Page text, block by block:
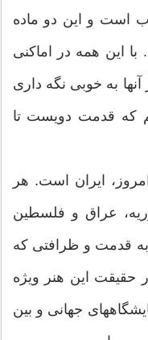
است و این دو ماده
این همه در اماکنی
به خوبی نگه داری
که قدمت دویست تا
ایران است. هر
عراق و فلسطین
به قدمت و ظرافتی که
حقیقت این هنر ویژه
جهانی و بین